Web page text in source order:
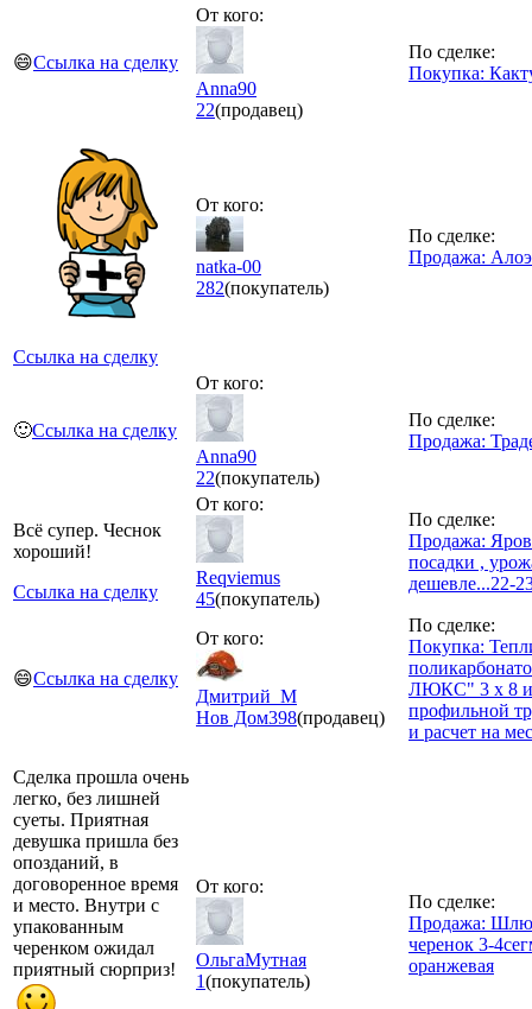
😄Ссылка на сделку
От кого:
Anna90
22(продавец)
По сделке:
Покупка:
Ссылка на сделку
От кого:
natka-00
282(покупатель)
По сделке:
Продажа:
🙂Ссылка на сделку
От кого:
Anna90
22(покупатель)
По сделке:
Продажа:
Всё супер. Чеснок
хороший!
Ссылка на сделку
От кого:
Reqviemus
45(покупатель)
По сделке:
Продажа:
посадки ,
дешевле...22-
😄Ссылка на сделку
От кого:
Дмитрий_М
Нов Дом398(продавец)
По сделке:
Покупка:
ЛЮКС" 3 х 8
профильной
и расчет на
Сделка прошла очень
легко, без лишней
суеты. Приятная
девушка пришла без
опозданий, в
договоренное время
и место. Внутри с
упакованным
черенком ожидал
приятный сюрприз!
От кого:
ОльгаМутная
1(покупатель)
По сделке:
Продажа:
черенок 3-
оранжевая